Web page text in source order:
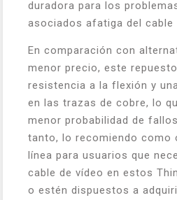
duradora para los
asociados afatiga del cable
En comparación con
menor precio, este
resistencia a la flexión y
en las trazas de cobre, lo
menor probabilidad de
tanto, lo recomiendo como
línea para usuarios que
cable de vídeo en estos
o estén dispuestos a